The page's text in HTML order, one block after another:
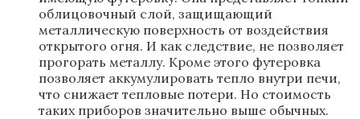
облицовочный слой, защищающий
металлическую поверхность от воздействия
открытого огня. И как следствие, не позволяет
прогорать металлу. Кроме этого футеровка
позволяет аккумулировать тепло внутри печи,
что снижает тепловые потери. Но стоимость
таких приборов значительно выше обычных.